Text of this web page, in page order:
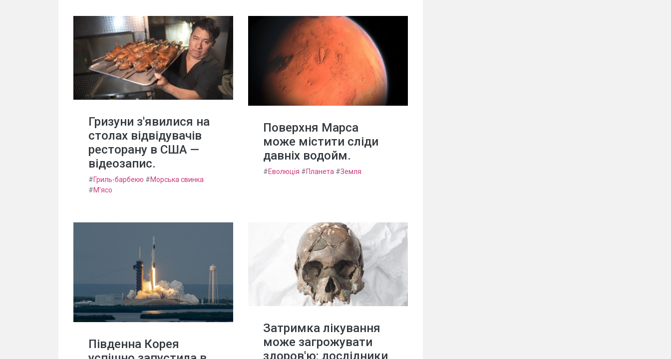
Гризуни з'явилися на
столах відвідувачів
ресторану в США —
відеозапис.
#Гриль-барбекю #Морська свинка
#М'ясо
Поверхня Марса
може містити сліди
давніх водойм.
#Еволюція #Планета #Земля
Південна Корея
Затримка лікування
може загрожувати
здоров'ю: дослідники